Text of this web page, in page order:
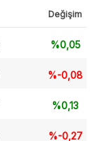
Değişim
%0,05
%-0,08
%0,13
%-0,27